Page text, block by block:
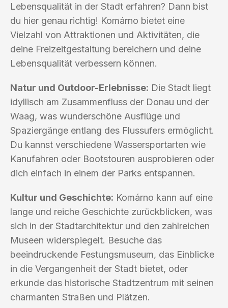
Lebensqualität in der Stadt erfahren? Dann bist
du hier genau richtig! Komárno bietet eine
Vielzahl von Attraktionen und Aktivitäten, die
deine Freizeitgestaltung bereichern und deine
Lebensqualität verbessern können.
Natur und Outdoor-Erlebnisse: Die Stadt liegt
idyllisch am Zusammenfluss der Donau und der
Waag, was wunderschöne Ausflüge und
Spaziergänge entlang des Flussufers ermöglicht.
Du kannst verschiedene Wassersportarten wie
Kanufahren oder Bootstouren ausprobieren oder
dich einfach in einem der Parks entspannen.
Kultur und Geschichte: Komárno kann auf eine
lange und reiche Geschichte zurückblicken, was
sich in der Stadtarchitektur und den zahlreichen
Museen widerspiegelt. Besuche das
beeindruckende Festungsmuseum, das Einblicke
in die Vergangenheit der Stadt bietet, oder
erkunde das historische Stadtzentrum mit seinen
charmanten Straßen und Plätzen.